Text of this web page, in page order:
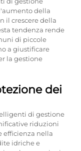
della
il crescere della
tendenza rende
di piccole
a giustificare
la gestione
dei
di gestione
riduzioni
efficienza nella
idriche e